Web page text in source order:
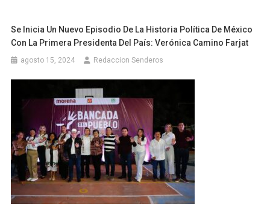
Se Inicia Un Nuevo Episodio De La Historia Política De México
Con La Primera Presidenta Del País: Verónica Camino Farjat
agosto 15, 2024 Redaccion Senderos